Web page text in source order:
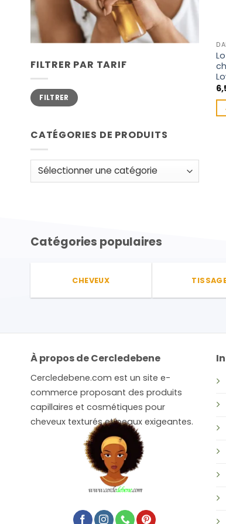
FILTRER PAR TARIF
Prix
min
Prix
maxFILTRER
CATÉGORIES DE PRODUITS
Catégories populaires
CHEVEUX
À propos de Cercledebene
Cercledebene.com est un site e-
commerce proposant des produits
capillaires et cosmétiques pour
cheveux texturés et peaux exigeantes.